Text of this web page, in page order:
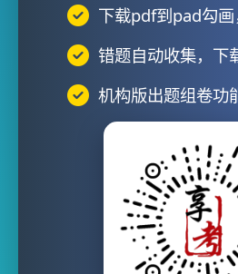
下载pdf到pad勾
错题自动收集，下
机构版出题组卷功